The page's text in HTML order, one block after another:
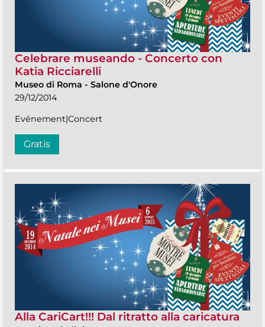
Celebrare museando - Concerto con
Katia Ricciarelli
Museo di Roma - Salone d'Onore
29/12/2014
Evénement|Concert
Gratis
Alla CariCart!!! Dal ritratto alla caricatura